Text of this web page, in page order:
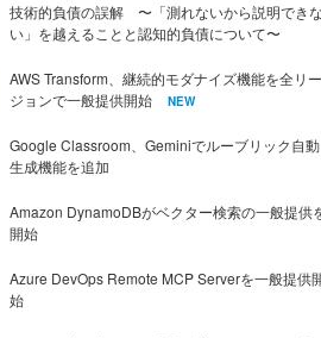
技術的負債の誤解 〜「測れないから説明できな
い」を越えることと認知的負債について〜
AWS Transform、継続的モダナイズ機能を全リー
ジョンで一般提供開始
NEW
Google Classroom、Geminiでルーブリック自動
生成機能を追加
Amazon DynamoDBがベクター検索の一般提供
開始
Azure DevOps Remote MCP Serverを一般提供
始